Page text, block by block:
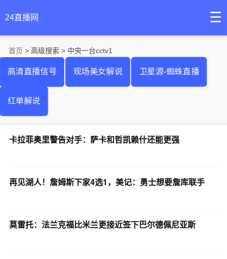
24直播网 ☰
首页 > 高级搜索 > 中央一台cctv1
高清直播信号 现场美女解说 卫星源-蜘蛛直播
红单解说
卡拉菲奥里警告对手：萨卡和哲凯赖什还能更强
再见湖人！詹姆斯下家4选1，美记：勇士想要詹库联手
莫雷托：法兰克福比米兰更接近签下巴尔德佩尼亚斯